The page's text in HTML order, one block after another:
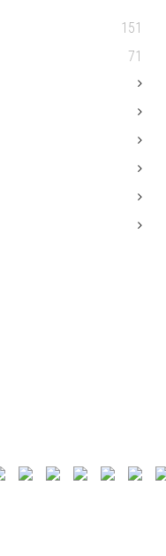
151
71